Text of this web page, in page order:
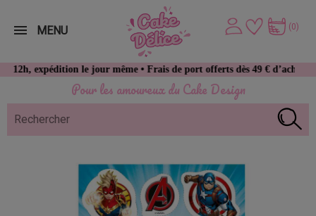
Pour les amoureux du Cake Design
expédition le jour même • Frais de port offerts dès 49 € d’achat
(0)
MENU